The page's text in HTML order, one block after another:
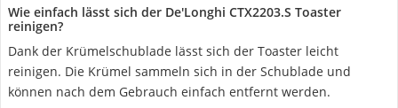
Wie einfach lässt sich der De'Longhi CTX2203.S Toaster
reinigen?
Dank der Krümelschublade lässt sich der Toaster leicht
reinigen. Die Krümel sammeln sich in der Schublade und
können nach dem Gebrauch einfach entfernt werden.